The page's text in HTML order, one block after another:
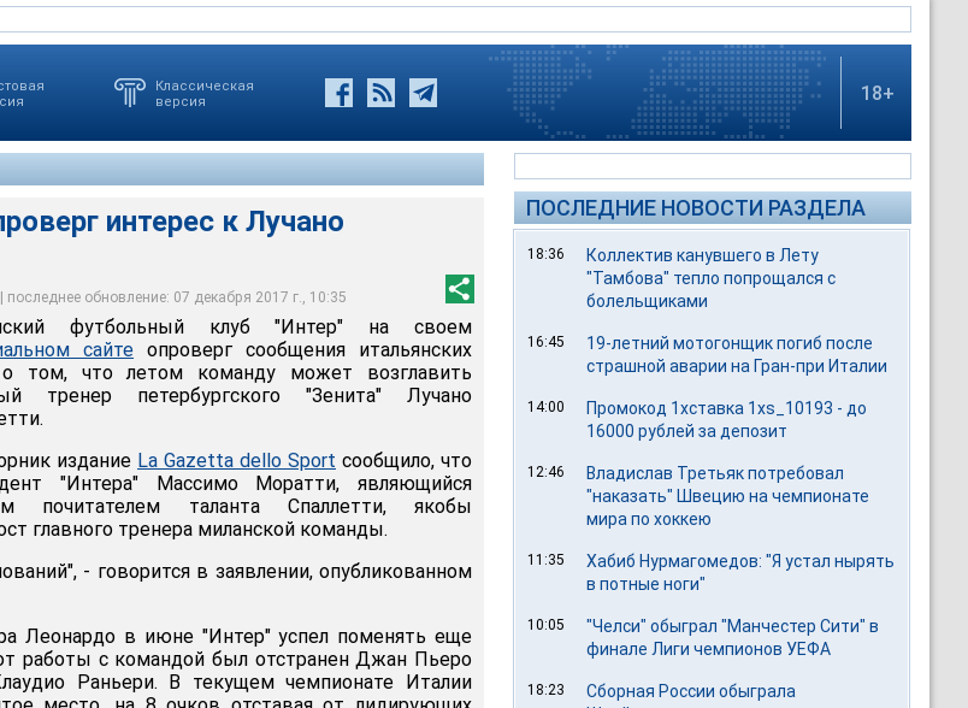
Классическая
версия
18+
интерес к Лучано
обновление: 07 декабря 2017 г., 10:35
к Лучано Спаллетти
футбольный клуб "Интер" на своем
сайте опроверг сообщения итальянских
том, что летом команду может возглавить
тренер петербургского "Зенита" Лучано
издание La Gazetta dello Sport сообщило, что
"Интера" Массимо Моратти, являющийся
почитателем таланта Спаллетти, якобы
главного тренера миланской команды.
- говорится в заявлении, опубликованном
Леонардо в июне "Интер" успел поменять еще
работы с командой был отстранен Джан Пьеро
Раньери. В текущем чемпионате Италии
ПОСЛЕДНИЕ НОВОСТИ РАЗДЕЛА
18:36
Коллектив канувшего в Лету
"Тамбова" тепло попрощался с
болельщиками
16:45
19-летний мотогонщик погиб после
страшной аварии на Гран-при Италии
14:00
Промокод 1хставка 1xs_10193 - до
16000 рублей за депозит
12:46
Владислав Третьяк потребовал
"наказать" Швецию на чемпионате
мира по хоккею
11:35
Хабиб Нурмагомедов: "Я устал нырять
в потные ноги"
10:05
"Челси" обыграл "Манчестер Сити" в
финале Лиги чемпионов УЕФА
18:23
Сборная России обыграла